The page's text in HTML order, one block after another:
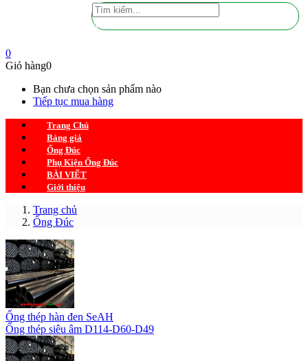
0
Giỏ hàng0
Bạn chưa chọn sản phẩm nào
Tiếp tục mua hàng
Trang Chủ
Bảng giá
Ống Đúc
Phụ Kiện Ống Đúc
BÀI VIẾT
Giới thiệu
Trang chủ
Ống Đúc
Ống thép hàn đen SeAH
Ống thép siêu âm D114-D60-D49